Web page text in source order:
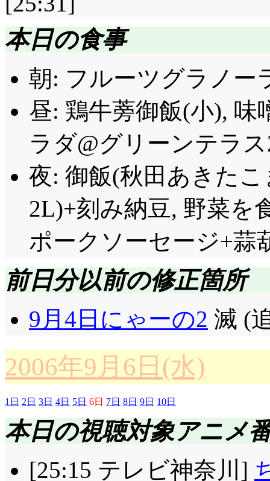
ー, あたいらのメロデ
『愛・終列車 (クロミ
そのまま持って来ま
ナルには勝てません
セバスタン『クロミ
けど, 歌詞が歌詞だ
前に「お黙りー!」あ
「もううんざりです
んで, あれこれ構われ
「何ですってー! 酷い
あの年月を忘れるっ
くして捨てる気なの
て下さい!」一体どう
一と永代橋先生(^^;;;
先輩はもうすぐ夢が
生の力も, ……私のお
と夢を見付ける事が
輩を自由にしてあげ
きる事とは限らない
歌の危機に, 初めて
「必殺イケメンビー
のイケメンビームな
な」「ええっ!?」「
ってから!!」」「知
ですかそれは(^^;;;
はイケメンとは言い
今回の戦果: ピンク
の弟子入り希望は叶
ない?
「あの, 本当に藤崎
いんですか?」「当り
うても, あんな恰好悪
や!」「ユウキ君。前
真菜は私の側に居た
よ」「そうそう。そ
じゃないしね」「つ
(棒読み……っ)これで
なったりしたら……ン
「藤崎先輩! 先輩は
んだな……」拒絶され
れたマイメロ, 前作で
ワーアップとは?
本日の食事
朝: フルーツグラノー
昼: 鶏牛蒡御飯(小),
ラダ@グリーンテラ
夜: 御飯(秋田あきた
2L)+刻み納豆, 野菜を
ポークソーセージ+蒜
前日分以前の修正箇所
9月4日にゃーの2 滅 (
2006年9月6日(水)
1日 2日 3日 4日 5日 6日 7日 8日 9日 10日
本日の視聴対象アニメ
[25:15 テレビ神奈川]